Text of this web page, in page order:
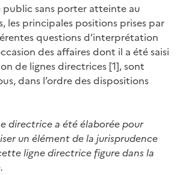
public sans porter atteinte au
les principales positions prises par
questions d‘interprétation
des affaires dont il a été saisi
de lignes directrices [1], sont
dans l’ordre des dispositions
directrice a été élaborée pour
un élément de la jurisprudence
ligne directrice figure dans la